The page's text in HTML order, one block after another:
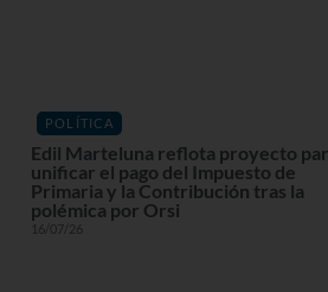
POLÍTICA
Edil Marteluna reflota proyecto
unificar el pago del Impuesto de
Primaria y la Contribución tras la
polémica por Orsi
16/07/26